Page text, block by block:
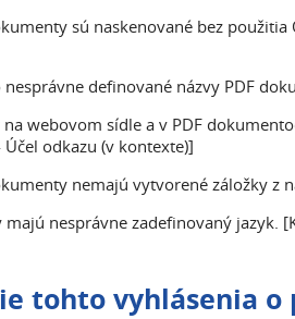
sú naskenované bez
nesprávne definované názvy PDF
webovom sídle a v PDF
odkazu (v kontexte)]
nemajú vytvorené záložky z
nesprávne zadefinovaný jazyk.
tohto vyhlásenia